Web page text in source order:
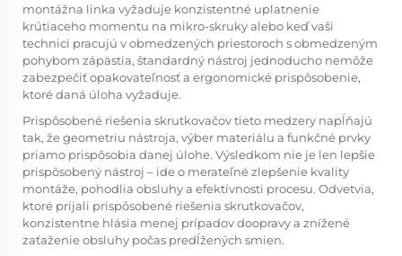
montážna linka vyžaduje konzistentné uplatnenie
krútiaceho momentu na mikro-skruky alebo keď vaši
technici pracujú v obmedzených priestoroch s obmedzeným
pohybom zápästia, štandardný nástroj jednoducho nemôže
zabezpečiť opakovateľnosť a ergonomické prispôsobenie,
ktoré daná úloha vyžaduje.
Prispôsobené riešenia skrutkovačov tieto medzery napĺňajú
tak, že geometriu nástroja, výber materiálu a funkčné prvky
priamo prispôsobia danej úlohe. Výsledkom nie je len lepšie
prispôsobený nástroj – ide o merateľné zlepšenie kvality
montáže, pohodlia obsluhy a efektívnosti procesu. Odvetvia,
ktoré prijali prispôsobené riešenia skrutkovačov,
konzistentne hlásia menej prípadov doopravy a znížené
zaťaženie obsluhy počas predĺžených smien.